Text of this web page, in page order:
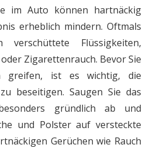
im Auto können hartnäckig
erheblich mindern. Oftmals
Flüssigkeiten,
Zigarettenrauch. Bevor Sie
greifen, ist es wichtig, die
beseitigen. Saugen Sie das
gründlich ab und
und Polster auf versteckte
Gerüchen wie Rauch